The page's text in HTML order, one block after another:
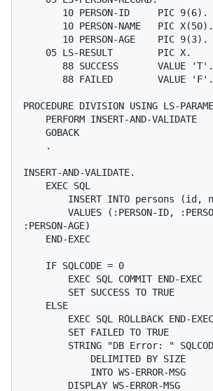
PROCEDURE DIVISION USING LS-
INSERT-AND-VALIDATE.
:PERSON-AGE)